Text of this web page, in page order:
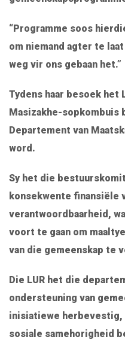
“Programme soos
om niemand agter te
weg vir ons gebaan het.”
Tydens haar besoek het
Masizakhe-sopkombuis
Departement van
word.
Sy het die
konsekwente finansiële
verantwoordbaarheid,
voort te gaan om
van die gemeenskap te
Die LUR het die
ondersteuning van
inisiatiewe
sosiale samehorigheid